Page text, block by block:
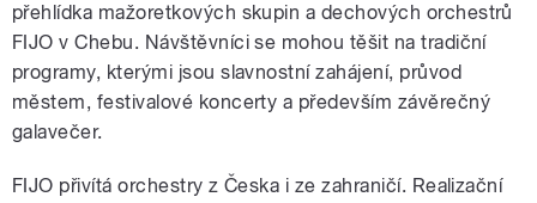
přehlídka mažoretkových skupin a dechových orchestrů
FIJO v Chebu. Návštěvníci se mohou těšit na tradiční
programy, kterými jsou slavnostní zahájení, průvod
městem, festivalové koncerty a především závěrečný
galavečer.
FIJO přivítá orchestry z Česka i ze zahraničí. Realizační